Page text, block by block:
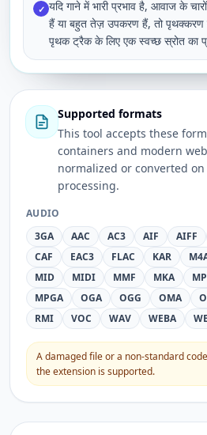
✓ यदि गाने में भारी प्रभाव है, आवाज के
हैं या बहुत तेज़ उपकरण हैं, तो पृथक्करण
पृथक ट्रैक के लिए एक स्वच्छ स्रोत का
Supported formats
This tool accepts these
containers and modern
normalized or converted
processing.
AUDIO
3GA
AAC AC3 AIF AIFF
CAF
EAC3 FLAC KAR
MID
MIDI MMF MKA
MPGA
OGA OGG OMA
RMI
VOC WAV WEBA
A damaged file or a non-standard
the extension is supported.